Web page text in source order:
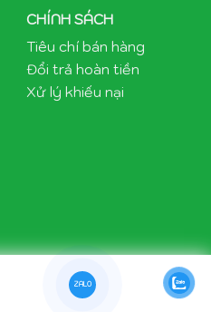
CHÍNH SÁCH
Tiêu chí bán hàng
Đổi trả hoàn tiền
Xử lý khiếu nại
ZALO